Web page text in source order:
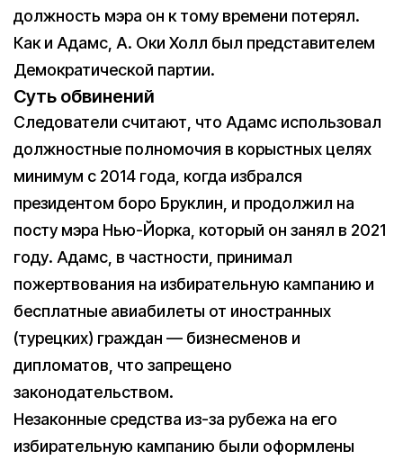
должность мэра он к тому времени потерял.
Как и Адамс, А. Оки Холл был представителем
Демократической партии.
Суть обвинений
Следователи считают, что Адамс использовал
должностные полномочия в корыстных целях
минимум с 2014 года, когда избрался
президентом боро Бруклин, и продолжил на
посту мэра Нью-Йорка, который он занял в 2021
году. Адамс, в частности, принимал
пожертвования на избирательную кампанию и
бесплатные авиабилеты от иностранных
(турецких) граждан — бизнесменов и
дипломатов, что запрещено
законодательством.
Незаконные средства из-за рубежа на его
избирательную кампанию были оформлены